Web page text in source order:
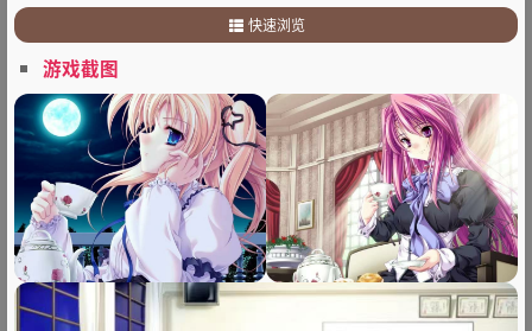
快速浏览
故事介绍
游戏截图